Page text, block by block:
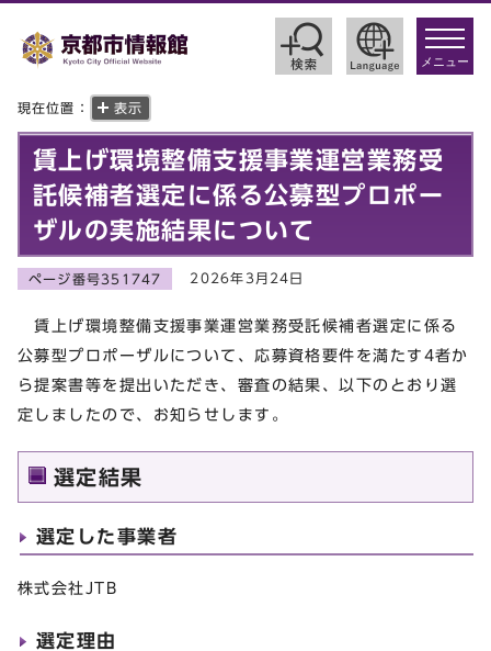
toggle
メニュー
現在位置： 表示
賃上げ環境整備支援事業運営業務受
託候補者選定に係る公募型プロポー
ザルの実施結果について
ページ番号351747 2026年3月24日
賃上げ環境整備支援事業運営業務受託候補者選定に係る
公募型プロポーザルについて、応募資格要件を満たす4者か
ら提案書等を提出いただき、審査の結果、以下のとおり選
定しましたので、お知らせします。
選定結果
選定した事業者
株式会社JTB
選定理由